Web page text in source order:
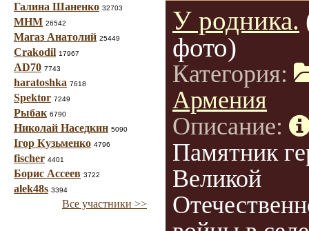
Галина Шаненко 32703
МНМ 26542
Магаз Анатолий 25449
Crakodil 17967
AD70 7743
haratoshka 7618
Spektor 7249
Рыбак 6790
Николай Наседкин 5090
Ігор Кузьменко 4796
fischer 4401
Борис Ассеев 3722
alek48s 3394
Все участники >>
У родника.
фото)
Категория:
Армения
Описание:
Памятник
Великой